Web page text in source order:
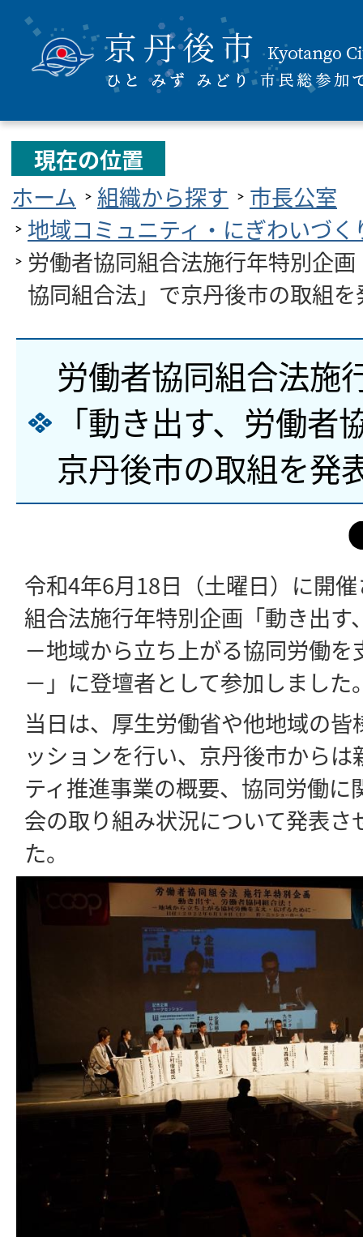
現在の位置
ホーム
組織から探す
市長公室
地域コミュニティ・にぎわいづく
労働者協同組合法施行年特別企
協同組合法」で京丹後市の取組
労働者協同組合法施
「動き出す、労働者
京丹後市の取組を発
令和4年6月18日（土曜日）に開
組合法施行年特別企画「動き出す
－地域から立ち上がる協同労働
－」に登壇者として参加しました
当日は、厚生労働省や他地域の
ッションを行い、京丹後市から
ティ推進事業の概要、協同労働に
会の取り組み状況について発表さ
た。